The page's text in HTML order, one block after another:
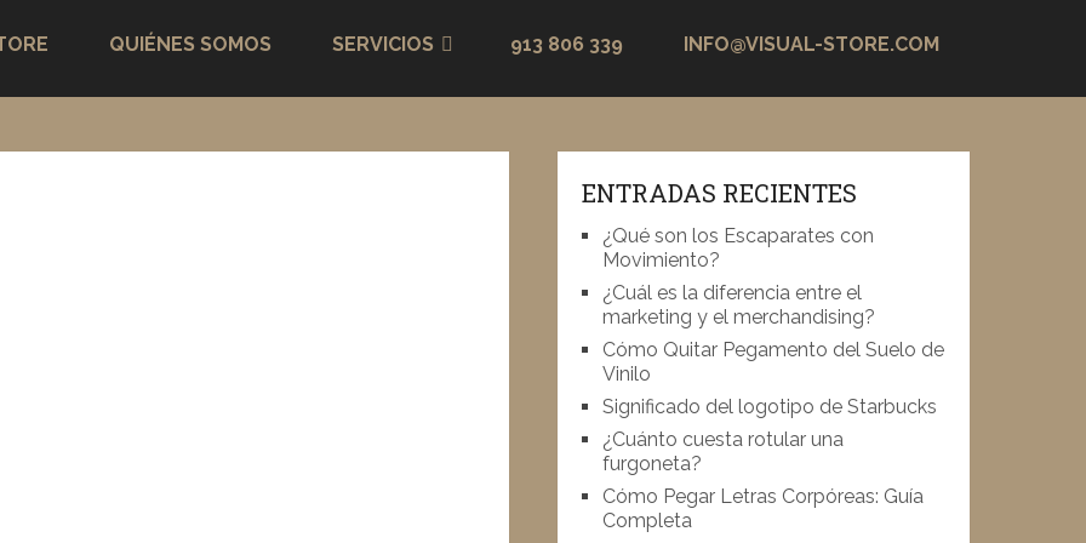
QUIÉNES SOMOS SERVICIOS 913 806 339 INFO@VISUAL-STORE.COM
ENTRADAS RECIENTES
¿Qué son los Escaparates con
Movimiento?
¿Cuál es la diferencia entre el
marketing y el merchandising?
Cómo Quitar Pegamento del Suelo de
Vinilo
Significado del logotipo de Starbucks
¿Cuánto cuesta rotular una
furgoneta?
Cómo Pegar Letras Corpóreas: Guía
Completa